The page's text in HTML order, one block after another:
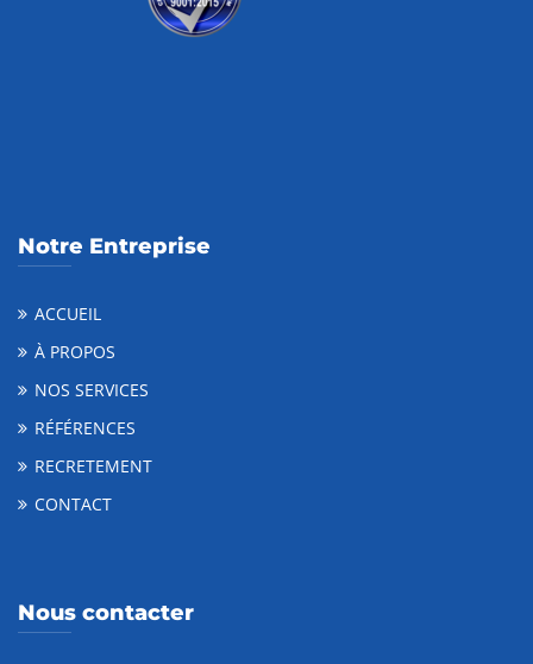
Notre Entreprise
ACCUEIL
À PROPOS
NOS SERVICES
RÉFÉRENCES
RECRETEMENT
CONTACT
Nous contacter